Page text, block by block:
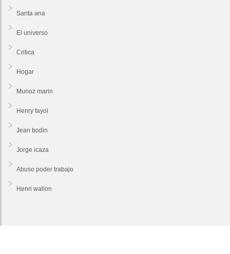
Santa ana
El universo
Critica
Hogar
Munoz marin
Henry fayol
Jean bodin
Jorge icaza
Abuso poder trabajo
Henri wallon